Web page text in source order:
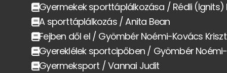
Gyermekek sporttáplálkozása / Rédli (Ignits)
A sporttáplálkozás / Anita Bean
Fejben dől el / Gyömbér Noémi-Kovács
Gyereklélek sportcipőben / Gyömbér
Gyermeksport / Vannai Judit